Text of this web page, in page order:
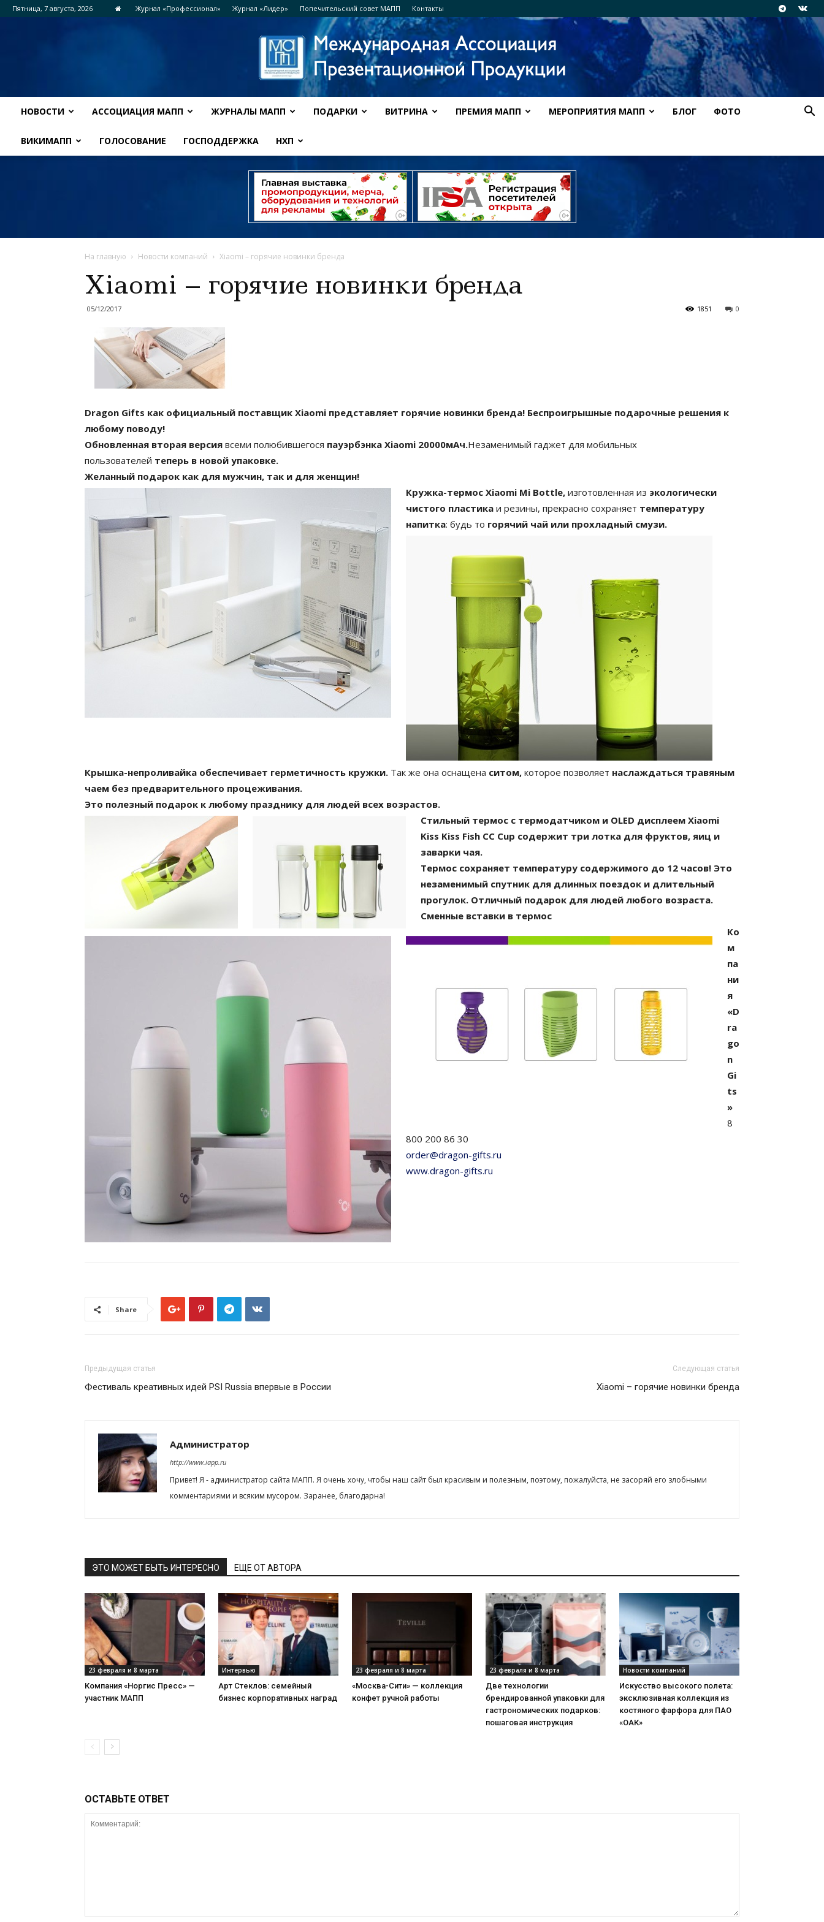
Пятница, 7 августа, 2026 Журнал «Профессионал» Журнал «Лидер» Попечительский совет МАПП Контакты
НОВОСТИ АССОЦИАЦИЯ МАПП ЖУРНАЛЫ МАПП ПОДАРКИ ВИТРИНА ПРЕМИЯ МАПП МЕРОПРИЯТИЯ МАПП БЛОГ ФОТО
ВИКИМАПП ГОЛОСОВАНИЕ ГОСПОДДЕРЖКА НХП
На главную Новости компаний Xiaomi – горячие новинки бренда
Xiaomi – горячие новинки бренда
05/12/2017 0
1851
Dragon Gifts как официальный поставщик Xiaomi представляет горячие новинки бренда! Беспроигрышные подарочные решения к
любому поводу!
Обновленная вторая версия всеми полюбившегося пауэрбэнка Xiaomi 20000мАч.Незаменимый гаджет для мобильных
пользователей теперь в новой упаковке.
Желанный подарок как для мужчин, так и для женщин!
Кружка-термос Xiaomi Mi Bottle, изготовленная из экологически
чистого пластика и резины, прекрасно сохраняет температуру
напитка: будь то горячий чай или прохладный смузи.
Крышка-непроливайка обеспечивает герметичность кружки. Так же она оснащена ситом, которое позволяет наслаждаться травяным
чаем без предварительного процеживания.
Это полезный подарок к любому празднику для людей всех возрастов.
Стильный термос с термодатчиком и OLED дисплеем Xiaomi
Kiss Kiss Fish CC Cup содержит три лотка для фруктов, яиц и
заварки чая.
Термос сохраняет температуру содержимого до 12 часов! Это
незаменимый спутник для длинных поездок и длительный
прогулок. Отличный подарок для людей любого возраста.
Сменные вставки в термос
Ко
м
па
ни
я
«D
ra
go
n
Gi
ts
»
8
800 200 86 30
order@dragon-gifts.ru
www.dragon-gifts.ru
Share
Предыдущая статья
Фестиваль креативных идей PSI Russia впервые в России
Следующая статья
Xiaomi – горячие новинки бренда
Администратор
http://www.iapp.ru
Привет! Я - администратор сайта МАПП. Я очень хочу, чтобы наш сайт был красивым и полезным, поэтому, пожалуйста, не засоряй его злобными
комментариями и всяким мусором. Заранее, благодарна!
ЭТО МОЖЕТ БЫТЬ ИНТЕРЕСНО ЕЩЕ ОТ АВТОРА
23 февраля и 8 марта
Компания «Норгис Пресс» —
участник МАПП
Интервью
Арт Стеклов: семейный
бизнес корпоративных наград
23 февраля и 8 марта
«Москва-Сити» — коллекция
конфет ручной работы
23 февраля и 8 марта
Две технологии
брендированной упаковки для
гастрономических подарков:
пошаговая инструкция
Новости компаний
Искусство высокого полета:
эксклюзивная коллекция из
костяного фарфора для ПАО
«ОАК»
ОСТАВЬТЕ ОТВЕТ